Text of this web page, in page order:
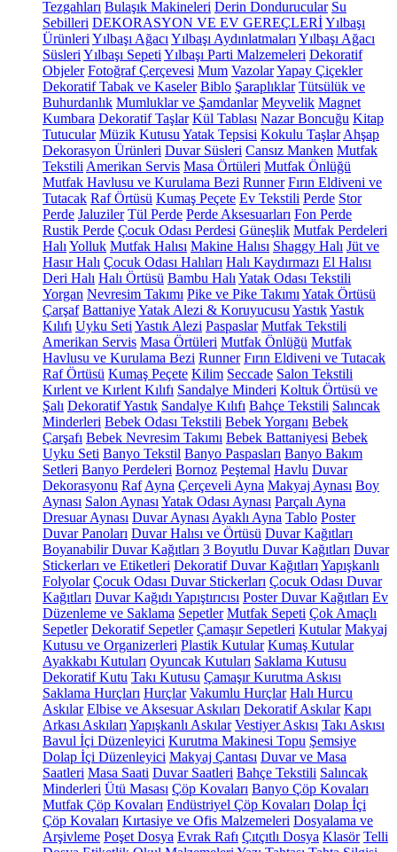
Tezgahları Bulaşık Makineleri Derin Dondurucular Su
Sebilleri DEKORASYON VE EV GEREÇLERİYılbaşı
Ürünleri Yılbaşı Ağacı Yılbaşı Aydınlatmaları Yılbaşı Ağacı
Süsleri Yılbaşı Sepeti Yılbaşı Parti Malzemeleri Dekoratif
Objeler Fotoğraf Çerçevesi Mum VazolarYapay Çiçekler
Dekoratif Tabak ve Kaseler Biblo Şaraplıklar Tütsülük ve
Buhurdanlık Mumluklar ve Şamdanlar Meyvelik Magnet
Kumbara Dekoratif Taşlar Kül Tablası Nazar Boncuğu Kitap
Tutucular Müzik Kutusu Yatak Tepsisi Kokulu Taşlar Ahşap
Dekorasyon Ürünleri Duvar Süsleri Cansız Manken Mutfak
Tekstili Amerikan Servis Masa Örtüleri Mutfak Önlüğü
Mutfak Havlusu ve Kurulama Bezi Runner Fırın Eldiveni ve
Tutacak Raf Örtüsü Kumaş Peçete Ev Tekstili Perde Stor
Perde Jaluziler Tül Perde Perde Aksesuarları Fon Perde
Rustik Perde Çocuk Odası Perdesi Güneşlik Mutfak Perdeleri
Halı Yolluk Mutfak Halısı Makine Halısı Shaggy Halı Jüt ve
Hasır Halı Çocuk Odası Halıları Halı Kaydırmazı El Halısı
Deri Halı Halı Örtüsü Bambu Halı Yatak Odası Tekstili
Yorgan Nevresim Takımı Pike ve Pike Takımı Yatak Örtüsü
Çarşaf BattaniyeYatak Alezi & Koruyucusu YastıkYastık
Kılıfı Uyku Seti Yastık Alezi Paspaslar Mutfak Tekstili
Amerikan Servis Masa Örtüleri Mutfak Önlüğü Mutfak
Havlusu ve Kurulama Bezi Runner Fırın Eldiveni ve Tutacak
Raf Örtüsü Kumaş Peçete Kilim Seccade Salon Tekstili
Kırlent ve Kırlent Kılıfı Sandalye Minderi Koltuk Örtüsü ve
Şalı Dekoratif Yastık Sandalye Kılıfı Bahçe Tekstili Salıncak
Minderleri Bebek Odası Tekstili Bebek Yorganı Bebek
Çarşafı Bebek Nevresim Takımı Bebek Battaniyesi Bebek
Uyku Seti Banyo Tekstil Banyo Paspasları Banyo Bakım
Setleri Banyo Perdeleri Bornoz Peştemal Havlu Duvar
Dekorasyonu Raf Ayna Çerçeveli Ayna Makyaj Aynası Boy
Aynası Salon Aynası Yatak Odası Aynası Parçalı Ayna
Dresuar Aynası Duvar Aynası Ayaklı Ayna Tablo Poster
Duvar Panoları Duvar Halısı ve Örtüsü Duvar Kağıtları
Boyanabilir Duvar Kağıtları 3 Boyutlu Duvar Kağıtları Duvar
Stickerları ve Etiketleri Dekoratif Duvar Kağıtları Yapışkanlı
Folyolar Çocuk Odası Duvar Stickerları Çocuk Odası Duvar
Kağıtları Duvar Kağıdı Yapıştırıcısı Poster Duvar Kağıtları Ev
Düzenleme ve Saklama Sepetler Mutfak Sepeti Çok Amaçlı
Sepetler Dekoratif Sepetler Çamaşır Sepetleri Kutular Makyaj
Kutusu ve Organizerleri Plastik Kutular Kumaş Kutular
Ayakkabı Kutuları Oyuncak Kutuları Saklama Kutusu
Dekoratif Kutu Takı Kutusu Çamaşır Kurutma Askısı
Saklama Hurçları Hurçlar Vakumlu Hurçlar Halı Hurcu
Askılar Elbise ve Aksesuar Askıları Dekoratif Askılar Kapı
Arkası Askıları Yapışkanlı Askılar Vestiyer Askısı Takı Askısı
Bavul İçi Düzenleyici Kurutma Makinesi Topu Şemsiye
Dolap İçi Düzenleyici Makyaj Çantası Duvar ve Masa
Saatleri Masa Saati Duvar Saatleri Bahçe Tekstili Salıncak
Minderleri Ütü Masası Çöp Kovaları Banyo Çöp Kovaları
Mutfak Çöp Kovaları Endüstriyel Çöp Kovaları Dolap İçi
Çöp Kovaları Kırtasiye ve Ofis Malzemeleri Dosyalama ve
Arşivleme Poşet Dosya Evrak Rafı Çıtçıtlı Dosya Klasör Telli